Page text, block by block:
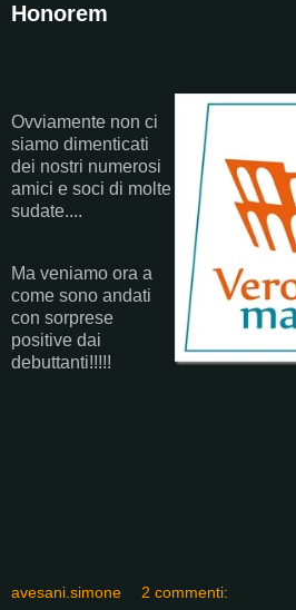
Honorem
Ovviamente non ci
siamo dimenticati
dei nostri numerosi
amici e soci di molte
sudate....
Ma veniamo ora a
come sono andati
con sorprese
positive dai
debuttanti!!!!!
avesani.simone 2 commenti: